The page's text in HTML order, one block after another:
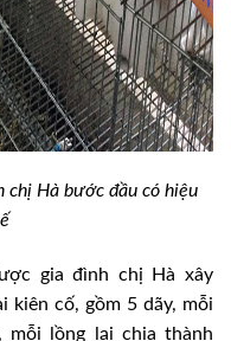
chị Hà bước đầu có hiệu
gia đình chị Hà xây
kiên cố, gồm 5 dãy, mỗi
mỗi lồng lại chia thành